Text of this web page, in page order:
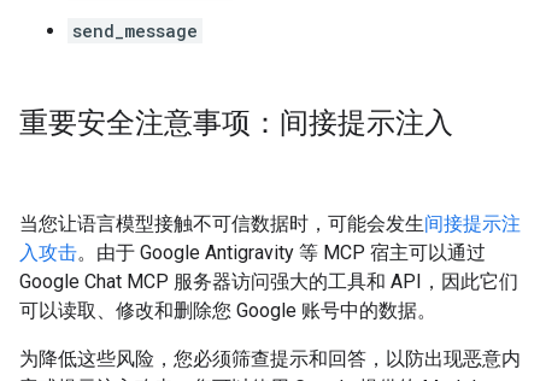
send_message
重要安全注意事项：间接提示注入
当您让语言模型接触不可信数据时，可能会发生间接提示注
入攻击。由于 Google Antigravity 等 MCP 宿主可以通过
Google Chat MCP 服务器访问强大的工具和 API，因此它们
可以读取、修改和删除您 Google 账号中的数据。
为降低这些风险，您必须筛查提示和回答，以防出现恶意内